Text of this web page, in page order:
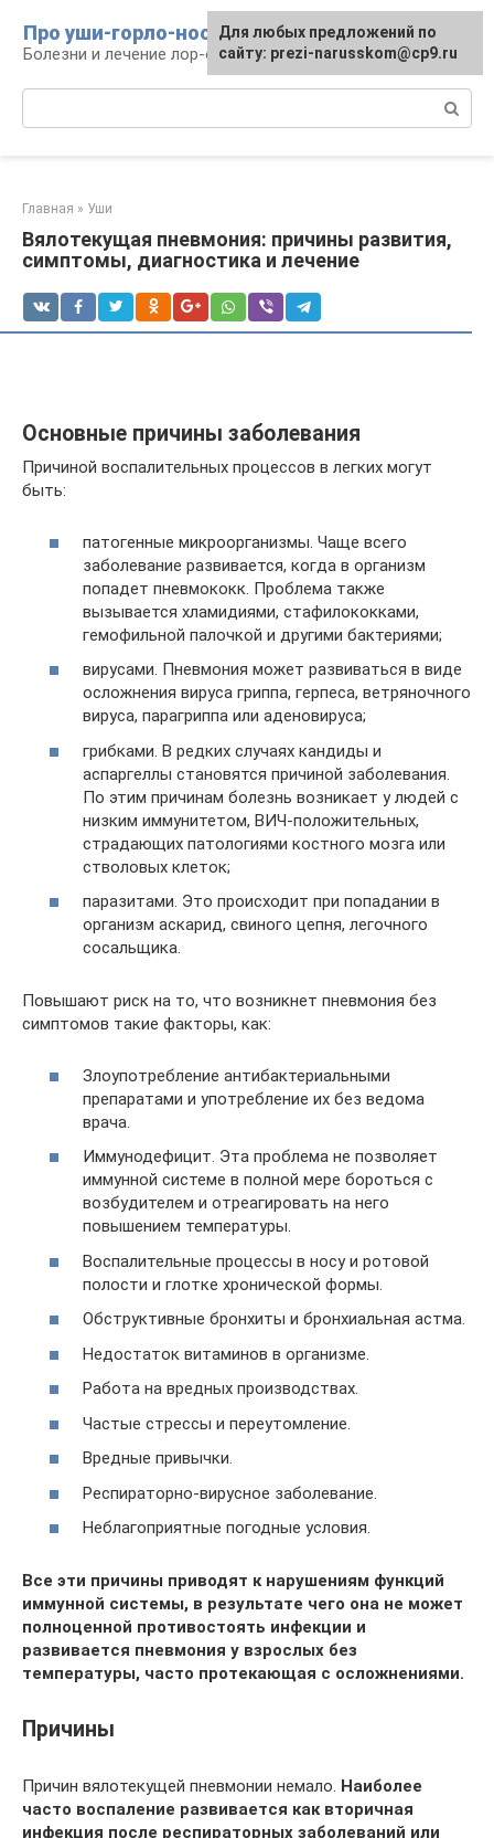
контенту
Про уши-горло-нос
Болезни и лечение лор-органов
Главная » Уши
Вялотекущая пневмония: причины развития,
симптомы, диагностика и лечение
Основные причины заболевания
Причиной воспалительных процессов в легких могут
быть:
патогенные микроорганизмы. Чаще всего
заболевание развивается, когда в организм
попадет пневмококк. Проблема также
вызывается хламидиями, стафилококками,
гемофильной палочкой и другими бактериями;
вирусами. Пневмония может развиваться в виде
осложнения вируса гриппа, герпеса, ветряночного
вируса, парагриппа или аденовируса;
грибками. В редких случаях кандиды и
аспаргеллы становятся причиной заболевания.
По этим причинам болезнь возникает у людей с
низким иммунитетом, ВИЧ-положительных,
страдающих патологиями костного мозга или
стволовых клеток;
паразитами. Это происходит при попадании в
организм аскарид, свиного цепня, легочного
сосальщика.
Повышают риск на то, что возникнет пневмония без
симптомов такие факторы, как:
Злоупотребление антибактериальными
препаратами и употребление их без ведома
врача.
Иммунодефицит. Эта проблема не позволяет
иммунной системе в полной мере бороться с
возбудителем и отреагировать на него
повышением температуры.
Воспалительные процессы в носу и ротовой
полости и глотке хронической формы.
Обструктивные бронхиты и бронхиальная астма.
Недостаток витаминов в организме.
Работа на вредных производствах.
Частые стрессы и переутомление.
Вредные привычки.
Респираторно-вирусное заболевание.
Неблагоприятные погодные условия.
Все эти причины приводят к нарушениям функций
иммунной системы, в результате чего она не может
полноценной противостоять инфекции и
развивается пневмония у взрослых без
температуры, часто протекающая с осложнениями.
Причины
Причин вялотекущей пневмонии немало. Наиболее
часто воспаление развивается как вторичная
инфекция после респираторных заболеваний или
Для любых предложений по
сайту: prezi-narusskom@cp9.ru